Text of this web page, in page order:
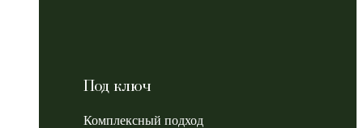
Под ключ
Комплексный подход